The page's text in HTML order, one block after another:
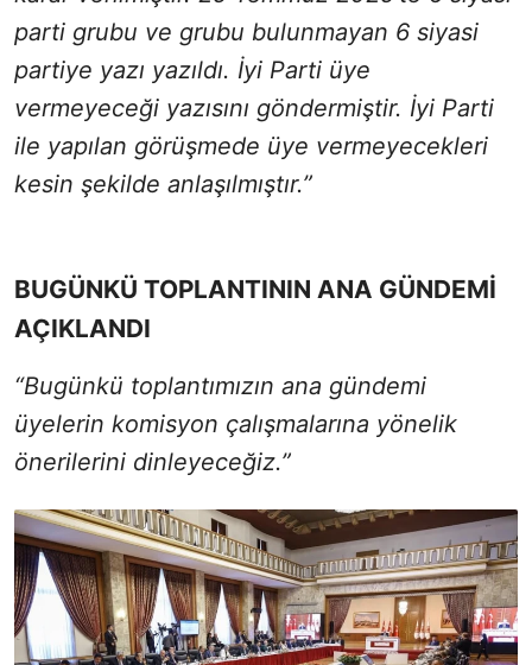
parti grubu ve grubu bulunmayan 6 siyasi
partiye yazı yazıldı. İyi Parti üye
vermeyeceği yazısını göndermiştir. İyi Parti
ile yapılan görüşmede üye vermeyecekleri
kesin şekilde anlaşılmıştır.”
BUGÜNKÜ TOPLANTININ ANA GÜNDEMİ
AÇIKLANDI
“Bugünkü toplantımızın ana gündemi
üyelerin komisyon çalışmalarına yönelik
önerilerini dinleyeceğiz.”